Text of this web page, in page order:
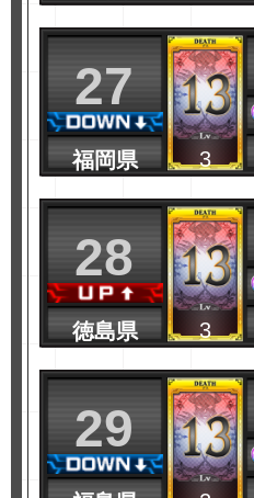
27
福岡県 3
28
徳島県 3
29